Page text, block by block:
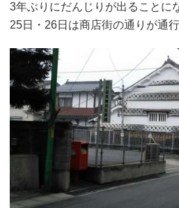
3年ぶりにだんじりが出ることに
25日・26日は商店街の通りが通